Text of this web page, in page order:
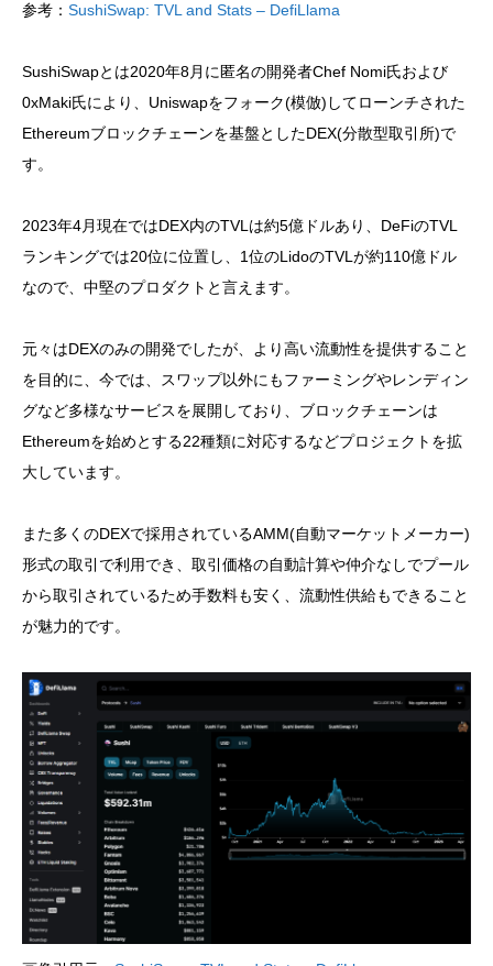
参考： SushiSwap: TVL and Stats – DefiLlama
SushiSwapとは2020年8月に匿名の開発者Chef Nomi氏および
0xMaki氏により、Uniswapをフォーク(模倣)してローンチされた
Ethereumブロックチェーンを基盤としたDEX(分散型取引所)で
す。
2023年4月現在ではDEX内のTVLは約5億ドルあり、DeFiのTVL
ランキングでは20位に位置し、1位のLidoのTVLが約110億ドル
なので、中堅のプロダクトと言えます。
元々はDEXのみの開発でしたが、より高い流動性を提供すること
を目的に、今では、スワップ以外にもファーミングやレンディン
グなど多様なサービスを展開しており、ブロックチェーンは
Ethereumを始めとする22種類に対応するなどプロジェクトを拡
大しています。
また多くのDEXで採用されているAMM(自動マーケットメーカー)
形式の取引で利用でき、取引価格の自動計算や仲介なしでプール
から取引されているため手数料も安く、流動性供給もできること
が魅力的です。